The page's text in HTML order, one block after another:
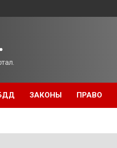
ЗАКОНЫ ПРАВО